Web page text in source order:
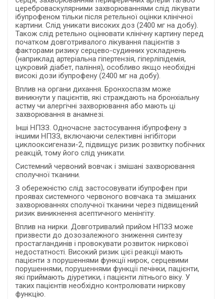
цереброваскулярними захворюваннями слід лікувати
ібупрофеном тільки після ретельної оцінки клінічної
картини. Слід уникати високих доз (2400 мг на добу).
Також слід ретельно оцінювати клінічну картину перед
початком довготривалого лікування пацієнтів з
факторами ризику серцево-судинних ускладнень
(наприклад артеріальна гіпертензія, гіперліпідемія,
цукровий діабет, паління), особливо якщо необхідні
високі дози ібупрофену (2400 мг на добу).
Вплив на органи дихання. Бронхоспазм може
виникнути у пацієнтів, які страждають на бронхіальну
астму чи алергічні захворювання або мають ці
захворювання в анамнезі.
Інші НПЗЗ. Одночасне застосування ібупрофену з
іншими НПЗЗ, включаючи селективні інгібітори
циклооксигенази-2, підвищує ризик розвитку побічних
реакцій, тому його слід уникати.
Системний червоний вовчак і змішані захворювання
сполучної тканини.
З обережністю слід застосовувати ібупрофен при
проявах системного червоного вовчака та змішаних
захворюваннях сполучної тканини через підвищений
ризик виникнення асептичного менінгіту.
Вплив на нирки. Довготривалий прийом НПЗЗ може
призвести до дозозалежного зниження синтезу
простагландинів і провокувати розвиток ниркової
недостатності. Високий ризик цієї реакції мають
пацієнти з порушеннями функції нирок, серцевими
порушеннями, порушеннями функції печінки, пацієнти,
які приймають діуретики, і пацієнти літнього віку. У
таких пацієнтів необхідно контролювати ниркову
функцію.